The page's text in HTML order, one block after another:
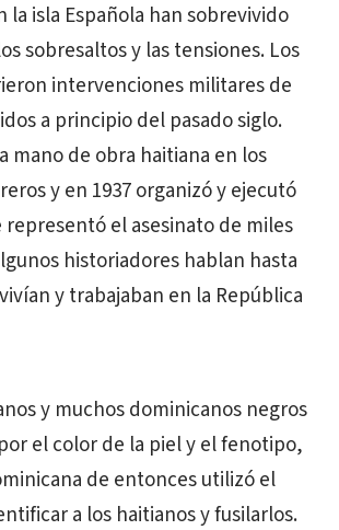
la isla Española han sobrevivido
sobresaltos y las tensiones. Los
intervenciones militares de
a principio del pasado siglo.
mano de obra haitiana en los
y en 1937 organizó y ejecutó
representó el asesinato de miles
historiadores hablan hasta
y trabajaban en la República
y muchos dominicanos negros
el color de la piel y el fenotipo,
de entonces utilizó el
a los haitianos y fusilarlos.